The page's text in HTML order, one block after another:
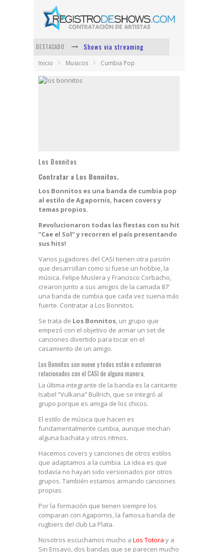
DESTACADO
Shows via streaming
Lit Killah
Inicio Musicos Cumbia Pop
Los Bonnitos
Contratar a Los Bonnitos.
Los Bonnitos es una banda de cumbia pop
al estilo de Agapornis, hacen covers y
temas propios.
Revolucionaron todas las fiestas con su hit
“Cae el Sol” y recorren el país presentando
sus hits!
Varios jugadores del CASI tienen otra pasión
que desarrollan como si fuese un hobbie, la
música. Felipe Muslera y Francisco Corbacho,
crearon junto a sus amigos de la camada 87’
una banda de cumbia que cada vez suena más
fuerte. Contratar a Los Bonnitos.
Se trata de Los Bonnitos , un grupo que
empezó con el objetivo de armar un set de
canciones divertido para tocar en el
casamiento de un amigo.
Los Bonnitos son nueve y todos están o estuvieron
relacionados con el CASI de alguna manera.
La última integrante de la banda es la cantante
Isabel “Vulkana” Bullrich, que se integró al
grupo porque es amiga de los chicos.
El estilo de música que hacen es
fundamentalmente cumbia, aunque mechan
alguna bachata y otros ritmos.
Hacemos covers y canciones de otros estilos
que adaptamos a la cumbia. La idea es que
todavía no hayan sido versionados por otros
grupos. También estamos armando canciones
propias.
Por la formación que tienen siempre los
comparan con Agapornis, la famosa banda de
rugbiers del club La Plata.
Nosotros escuchamos mucho a Los Totora y a
Sin Ensayo, dos bandas que se parecen mucho